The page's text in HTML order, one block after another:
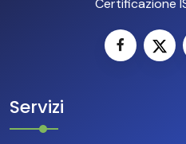
Certificazione
Servizi